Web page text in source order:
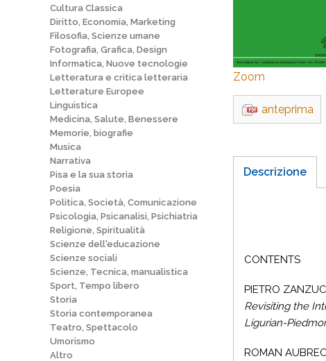
Cultura Classica
Diritto, Economia, Marketing
Filosofia, Scienze umane
Fotografia, Grafica, Design
Informatica, Nuove tecnologie
Letteratura e critica letteraria
Letterature Europee
Linguistica
Medicina, Salute, Benessere
Memorie, biografie
Musica
Narrativa
Pisa e la sua storia
Poesia
Politica, Società, Comunicazione
Psicologia, Psicanalisi, Psichiatria
Religione, Spiritualità
Scienze dell'educazione
Scienze sociali
Scienze, Tecnica, manualistica
Sport, Tempo libero
Storia
Storia contemporanea
Teatro, Spettacolo
Umorismo
Altro
Zoom
anteprima
Descrizione
CONTENTS
PIETRO
Revisiting the
Ligurian-
ROMAN